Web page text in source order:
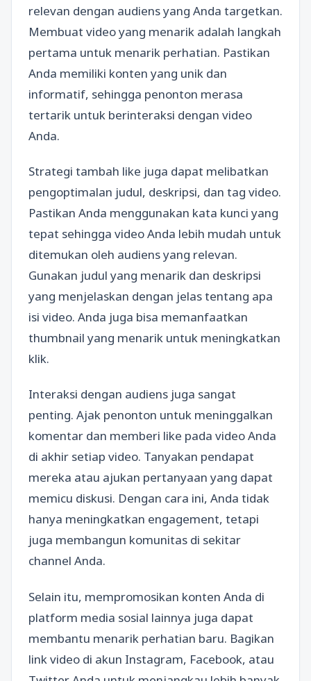
relevan dengan audiens yang Anda targetkan.
Membuat video yang menarik adalah langkah
pertama untuk menarik perhatian. Pastikan
Anda memiliki konten yang unik dan
informatif, sehingga penonton merasa
tertarik untuk berinteraksi dengan video
Anda.
Strategi tambah like juga dapat melibatkan
pengoptimalan judul, deskripsi, dan tag video.
Pastikan Anda menggunakan kata kunci yang
tepat sehingga video Anda lebih mudah untuk
ditemukan oleh audiens yang relevan.
Gunakan judul yang menarik dan deskripsi
yang menjelaskan dengan jelas tentang apa
isi video. Anda juga bisa memanfaatkan
thumbnail yang menarik untuk meningkatkan
klik.
Interaksi dengan audiens juga sangat
penting. Ajak penonton untuk meninggalkan
komentar dan memberi like pada video Anda
di akhir setiap video. Tanyakan pendapat
mereka atau ajukan pertanyaan yang dapat
memicu diskusi. Dengan cara ini, Anda tidak
hanya meningkatkan engagement, tetapi
juga membangun komunitas di sekitar
channel Anda.
Selain itu, mempromosikan konten Anda di
platform media sosial lainnya juga dapat
membantu menarik perhatian baru. Bagikan
link video di akun Instagram, Facebook, atau